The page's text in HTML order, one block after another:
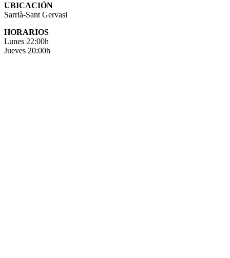
UBICACIÓN
Sarrià-Sant Gervasi
HORARIOS
Lunes 22:00h
Jueves 20:00h